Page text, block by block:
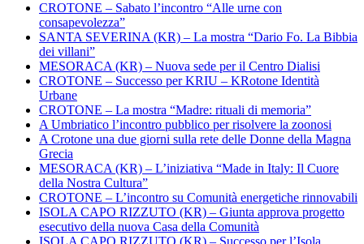
CROTONE – Sabato l’incontro “Alle urne con
consapevolezza”
SANTA SEVERINA (KR) – La mostra “Dario Fo. La Bibbia
dei villani”
MESORACA (KR) – Nuova sede per il Centro Dialisi
CROTONE – Successo per KRIU – KRotone Identità
Urbane
CROTONE – La mostra “Madre: rituali di memoria”
A Umbriatico l’incontro pubblico per risolvere la zoonosi
A Crotone una due giorni sulla rete delle Donne della Magna
Grecia
MESORACA (KR) – L’iniziativa “Made in Italy: Il Cuore
della Nostra Cultura”
CROTONE – L’incontro su Comunità energetiche rinnovabili
ISOLA CAPO RIZZUTO (KR) – Giunta approva progetto
esecutivo della nuova Casa della Comunità
ISOLA CAPO RIZZUTO (KR) – Successo per l’Isola